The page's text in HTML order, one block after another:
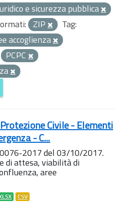
e sicurezza pubblica
ZIP
Tag:
accoglienza
PCPC
Civile - Elementi
- C...
2017 del 03/10/2017.
di attesa, viabilità di
aree
CSV